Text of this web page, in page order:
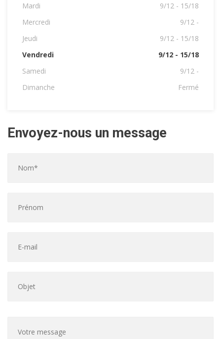
Mardi
9/12 - 15/18
Mercredi
9/12 -
Jeudi
9/12 - 15/18
Vendredi
9/12 - 15/18
Samedi
9/12 -
Dimanche
Fermé
Envoyez-nous un message